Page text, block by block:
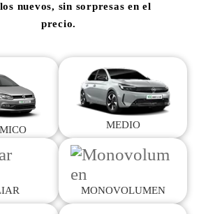
nuevos, sin sorpresas en el
precio.
MEDIO
MONOVOLUMEN